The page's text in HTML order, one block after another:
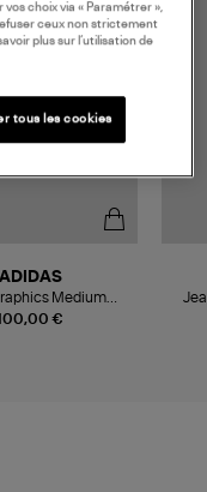
€
ADIDAS
Medium
Light Denim
choix via « Paramétrer »,
ceux non strictement
plus sur l’utilisation de
tous les cookies